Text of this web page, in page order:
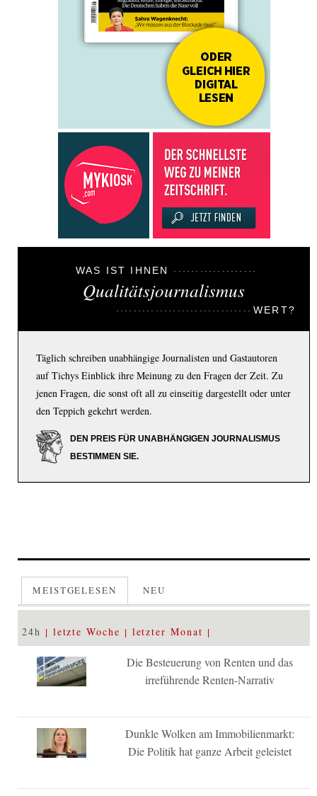
WAS IST IHNEN
Qualitätsjournalismus
WERT?
Täglich schreiben unabhängige Journalisten und Gastautoren
auf Tichys Einblick ihre Meinung zu den Fragen der Zeit. Zu
jenen Fragen, die sonst oft all zu einseitig dargestellt oder unter
den Teppich gekehrt werden.
DEN PREIS FÜR UNABHÄNGIGEN JOURNALISMUS
BESTIMMEN SIE.
MEISTGELESEN NEU
24h letzte Woche letzter Monat
Die Besteuerung von Renten und das
irreführende Renten-Narrativ
Dunkle Wolken am Immobilienmarkt:
Die Politik hat ganze Arbeit geleistet